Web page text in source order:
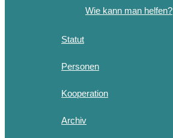
Wie kann man helfen?
Statut
Personen
Kooperation
Archiv